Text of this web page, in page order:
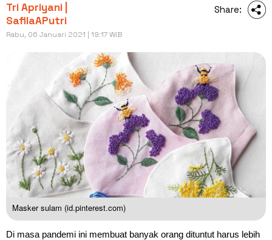
Tri Apriyani |
SafilaAPutri
Rabu, 06 Januari 2021 | 19:17 WIB
Share:
Masker sulam (id.pinterest.com)
Di masa pandemi ini membuat banyak orang dituntut harus lebih